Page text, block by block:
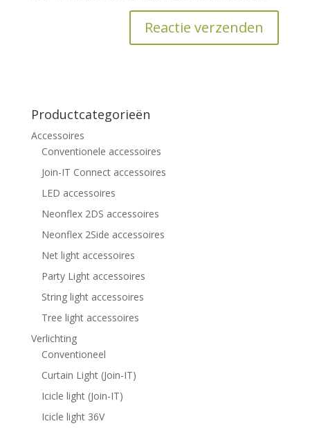
Productcategorieën
Accessoires
Conventionele accessoires
Join-IT Connect accessoires
LED accessoires
Neonflex 2DS accessoires
Neonflex 2Side accessoires
Net light accessoires
Party Light accessoires
String light accessoires
Tree light accessoires
Verlichting
Conventioneel
Curtain Light (Join-IT)
Icicle light (Join-IT)
Icicle light 36V